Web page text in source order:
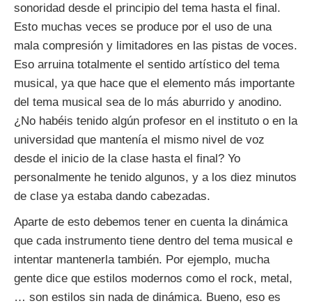
sonoridad desde el principio del tema hasta el final.
Esto muchas veces se produce por el uso de una
mala compresión y limitadores en las pistas de voces.
Eso arruina totalmente el sentido artístico del tema
musical, ya que hace que el elemento más importante
del tema musical sea de lo más aburrido y anodino.
¿No habéis tenido algún profesor en el instituto o en la
universidad que mantenía el mismo nivel de voz
desde el inicio de la clase hasta el final? Yo
personalmente he tenido algunos, y a los diez minutos
de clase ya estaba dando cabezadas.
Aparte de esto debemos tener en cuenta la dinámica
que cada instrumento tiene dentro del tema musical e
intentar mantenerla también. Por ejemplo, mucha
gente dice que estilos modernos como el rock, metal,
… son estilos sin nada de dinámica. Bueno, eso es